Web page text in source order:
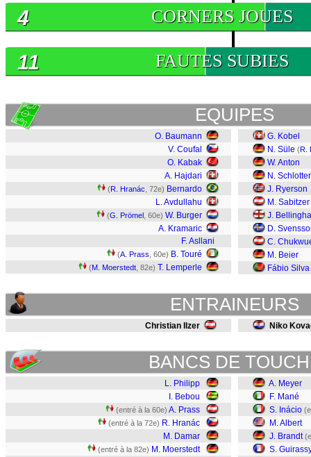
CORNERS JOUES
4
FAUTES SUBIES
11
EQUIPES
O. Baumann
V. Coufal
O. Kabak
A. Hajdari
(R. Hranác , 72e) Bernardo
L. Avdullahu
(G. Prömel , 60e) W. Burger
A. Kramaric
F. Asllani
(A. Prass , 60e) B. Touré
(M. Moerstedt , 82e) T. Lemperle
G. Kobel
N. Süle (R.
W. Anton
N.
J. Ryerson
M. Sabitzer
J.
D.
C.
M. Beier
Fábio Silva
ENTRAINEURS
Christian Ilzer Niko
BANCS DE
L. Philipp
I. Bebou
(entré à la 60e) A. Prass
(entré à la 72e) R. Hranác
M. Damar
(entré à la 82e) M. Moerstedt
A. Meyer
F. Mané
S. Inácio
M. Albert
J. Brandt
S.